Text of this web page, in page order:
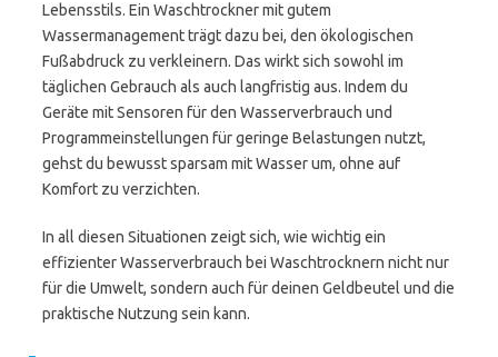
Lebensstils. Ein Waschtrockner mit gutem
Wassermanagement trägt dazu bei, den ökologischen
Fußabdruck zu verkleinern. Das wirkt sich sowohl im
täglichen Gebrauch als auch langfristig aus. Indem du
Geräte mit Sensoren für den Wasserverbrauch und
Programmeinstellungen für geringe Belastungen nutzt,
gehst du bewusst sparsam mit Wasser um, ohne auf
Komfort zu verzichten.
In all diesen Situationen zeigt sich, wie wichtig ein
effizienter Wasserverbrauch bei Waschtrocknern nicht nur
für die Umwelt, sondern auch für deinen Geldbeutel und die
praktische Nutzung sein kann.